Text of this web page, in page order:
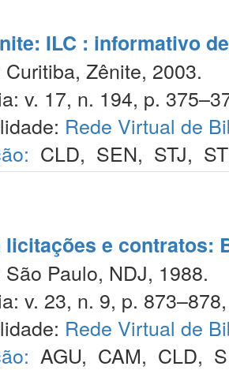
ILC : informativo
Zênite, 2003.
v. 17, n. 194, p.
Rede Virtual de
CLD, SEN, STJ,
licitações e contratos:
Paulo, NDJ, 1988.
v. 23, n. 9, p.
Rede Virtual de
AGU, CAM, CLD,